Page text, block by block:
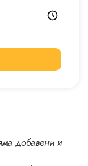
добавени и